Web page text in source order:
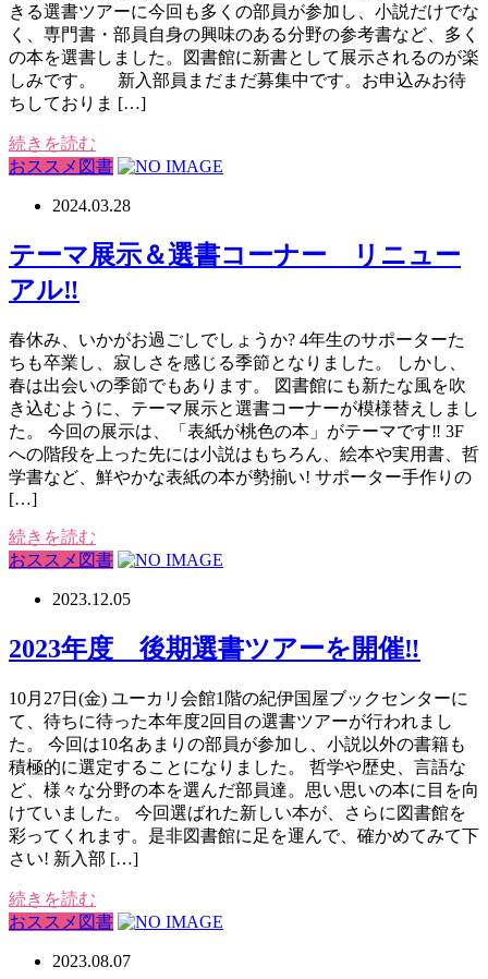
きる選書ツアーに今回も多くの部員が参加し、小説だけでな
く、専門書・部員自身の興味のある分野の参考書など、多く
の本を選書しました。図書館に新書として展示されるのが楽
しみです。 新入部員まだまだ募集中です。お申込みお待
ちしておりま […]
続きを読む
おススメ図書
2024.03.28
テーマ展示＆選書コーナー リニュー
アル‼
春休み、いかがお過ごしでしょうか? 4年生のサポーターた
ちも卒業し、寂しさを感じる季節となりました。 しかし、
春は出会いの季節でもあります。 図書館にも新たな風を吹
き込むように、テーマ展示と選書コーナーが模様替えしまし
た。 今回の展示は、「表紙が桃色の本」がテーマです‼ 3F
への階段を上った先には小説はもちろん、絵本や実用書、哲
学書など、鮮やかな表紙の本が勢揃い! サポーター手作りの
[…]
続きを読む
おススメ図書
2023.12.05
2023年度 後期選書ツアーを開催‼
10月27日(金) ユーカリ会館1階の紀伊国屋ブックセンターに
て、待ちに待った本年度2回目の選書ツアーが行われまし
た。 今回は10名あまりの部員が参加し、小説以外の書籍も
積極的に選定することになりました。 哲学や歴史、言語な
ど、様々な分野の本を選んだ部員達。思い思いの本に目を向
けていました。 今回選ばれた新しい本が、さらに図書館を
彩ってくれます。是非図書館に足を運んで、確かめてみて下
さい! 新入部 […]
続きを読む
おススメ図書
2023.08.07